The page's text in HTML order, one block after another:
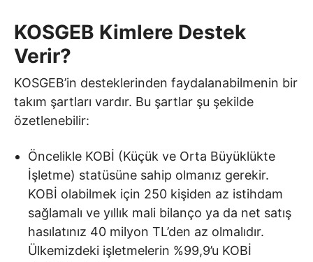
KOSGEB Kimlere Destek
Verir?
KOSGEB’in desteklerinden faydalanabilmenin bir
takım şartları vardır. Bu şartlar şu şekilde
özetlenebilir:
Öncelikle KOBİ (Küçük ve Orta Büyüklükte
İşletme) statüsüne sahip olmanız gerekir.
KOBİ olabilmek için 250 kişiden az istihdam
sağlamalı ve yıllık mali bilanço ya da net satış
hasılatınız 40 milyon TL’den az olmalıdır.
Ülkemizdeki işletmelerin %99,9’u KOBİ